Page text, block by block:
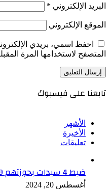
البريد الإلكتروني *
الموقع الإلكتروني
احفظ اسمي، بريدي
المتصفح لاستخدامها المرة
تابعنا على فيسبوك
الأشهر
الأخيرة
تعليقات
ضبط 4 سيدات بحوزتهم 19 كيلو لعقار الكبتاجون المخدر
أغسطس 20, 2024